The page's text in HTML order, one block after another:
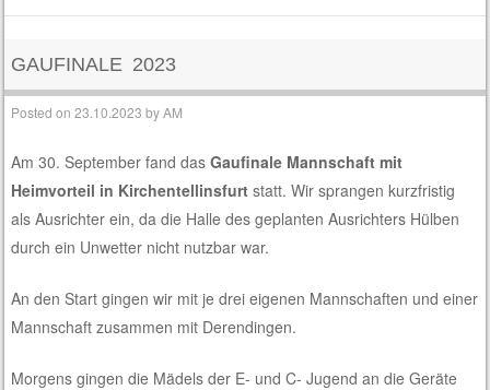
GAUFINALE 2023
Posted on23.10.2023 byAM
Am 30. September fand dasGaufinale Mannschaft mit
Heimvorteil in Kirchentellinsfurt statt. Wir sprangen kurzfristig
als Ausrichter ein, da die Halle des geplanten Ausrichters Hülben
durch ein Unwetter nicht nutzbar war.
An den Start gingen wir mit je drei eigenen Mannschaften und einer
Mannschaft zusammen mit Derendingen.
Morgens gingen die Mädels der E- und C- Jugend an die Geräte